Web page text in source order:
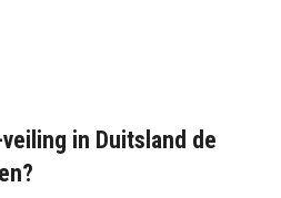
in Duitsland de